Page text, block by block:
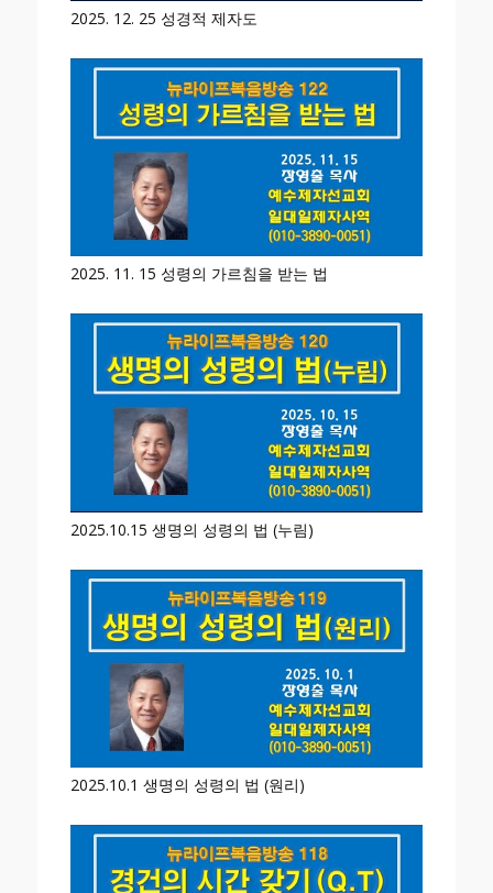
2025. 12. 25 성경적 제자도
2025. 11. 15 성령의 가르침을 받는 법
2025.10.15 생명의 성령의 법 (누림)
2025.10.1 생명의 성령의 법 (원리)